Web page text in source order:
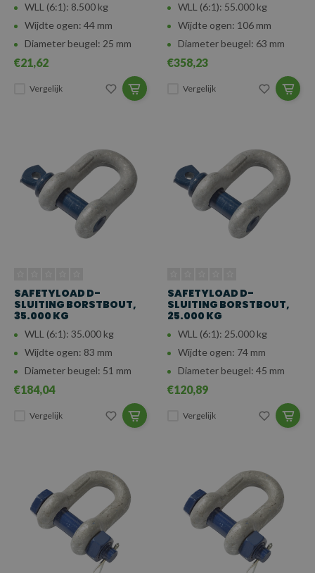
WLL (6:1): 8.500 kg
Wijdte ogen: 44 mm
Diameter beugel: 25 mm
€21,62
Vergelijk
WLL (6:1): 55.000 kg
Wijdte ogen: 106 mm
Diameter beugel: 63 mm
€358,23
Vergelijk
SAFETYLOAD D-
SLUITING BORSTBOUT,
35.000 KG
WLL (6:1): 35.000 kg
Wijdte ogen: 83 mm
Diameter beugel: 51 mm
€184,04
Vergelijk
SAFETYLOAD D-
SLUITING BORSTBOUT,
25.000 KG
WLL (6:1): 25.000 kg
Wijdte ogen: 74 mm
Diameter beugel: 45 mm
€120,89
Vergelijk